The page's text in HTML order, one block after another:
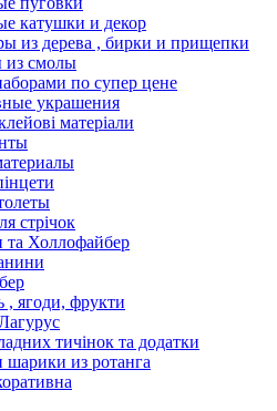
катушки и декор
из дерева , бирки и прищепки
смолы
по супер цене
украшения
матеріали
стрічок
та Холлофайбер
, ягоди, фрукти
тичінок та додатки
из ротанга